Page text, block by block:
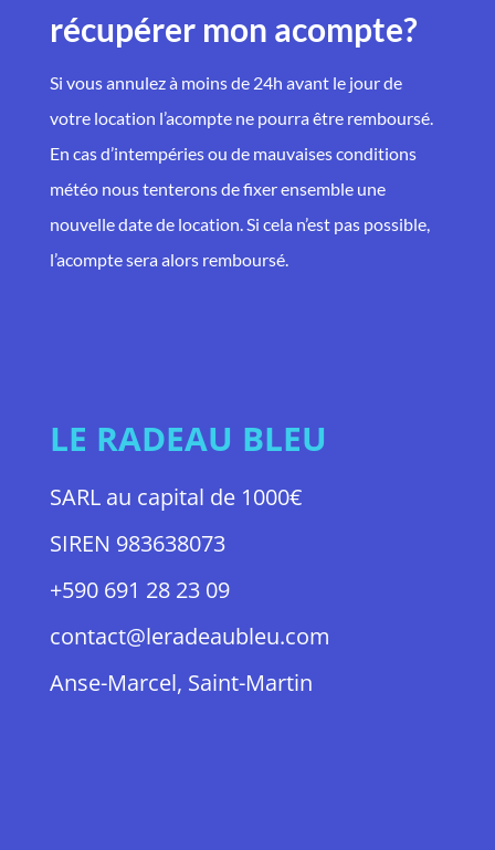
récupérer mon acompte?
Si vous annulez à moins de 24h avant le jour de
votre location l’acompte ne pourra être remboursé.
En cas d’intempéries ou de mauvaises conditions
météo nous tenterons de fixer ensemble une
nouvelle date de location. Si cela n’est pas possible,
l’acompte sera alors remboursé.
LE RADEAU BLEU
SARL au capital de 1000€
SIREN 983638073
+590 691 28 23 09
contact@leradeaubleu.com
Anse-Marcel, Saint-Martin